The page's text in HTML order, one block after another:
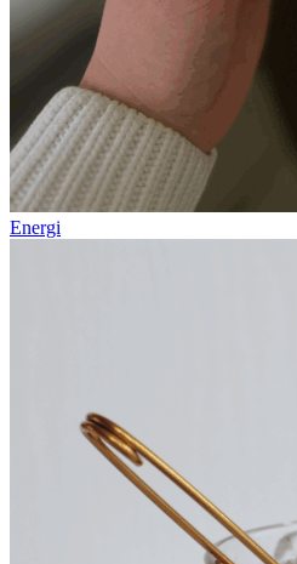
Energi